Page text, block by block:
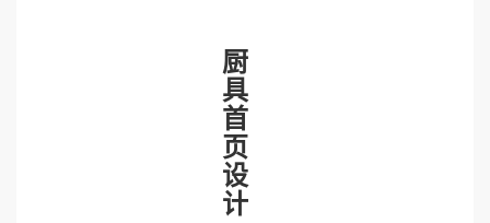
厨
具
首
页
设
计